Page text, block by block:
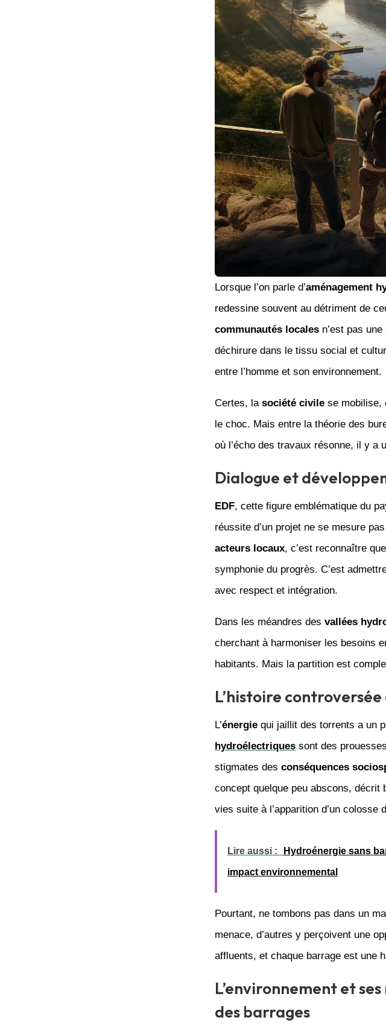
Lorsque l’on parle d’aménagement
redessine souvent au détriment de
communautés localesn’est pas une
déchirure dans le tissu social et
entre l’homme et son environnement.
Certes, la société civilese mobilise,
le choc. Mais entre la théorie des
où l’écho des travaux résonne, il y a
Dialogue et
EDF, cette figure emblématique du
réussite d’un projet ne se mesure
acteurs locaux, c’est reconnaître
symphonie du progrès. C’est
avec respect et intégration.
Dans les méandres des vallées
cherchant à harmoniser les besoins
habitants. Mais la partition est
L’histoire
L’énergiequi jaillit des torrents a un
hydroélectriquessont des prouesses
stigmates des conséquences
concept quelque peu abscons,
vies suite à l’apparition d’un colosse
Lire aussi : Hydroénergie sans
impact environnemental
Pourtant, ne tombons pas dans un
menace, d’autres y perçoivent une
affluents, et chaque barrage est une
L’environnement et
des barrages